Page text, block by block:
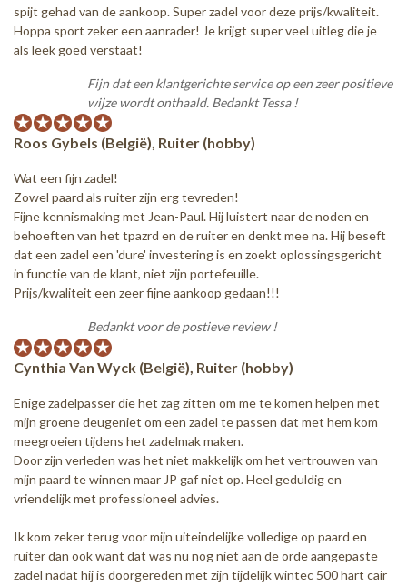
spijt gehad van de aankoop. Super zadel voor deze prijs/kwaliteit.
Hoppa sport zeker een aanrader! Je krijgt super veel uitleg die je
als leek goed verstaat!
Fijn dat een klantgerichte service op een zeer positieve
wijze wordt onthaald. Bedankt Tessa !
Roos Gybels (België), Ruiter (hobby)
Wat een fijn zadel!
Zowel paard als ruiter zijn erg tevreden!
Fijne kennismaking met Jean-Paul. Hij luistert naar de noden en
behoeften van het tpazrd en de ruiter en denkt mee na. Hij beseft
dat een zadel een 'dure' investering is en zoekt oplossingsgericht
in functie van de klant, niet zijn portefeuille.
Prijs/kwaliteit een zeer fijne aankoop gedaan!!!
Bedankt voor de postieve review !
Cynthia Van Wyck (België), Ruiter (hobby)
Enige zadelpasser die het zag zitten om me te komen helpen met
mijn groene deugeniet om een zadel te passen dat met hem kom
meegroeien tijdens het zadelmak maken.
Door zijn verleden was het niet makkelijk om het vertrouwen van
mijn paard te winnen maar JP gaf niet op. Heel geduldig en
vriendelijk met professioneel advies.
Ik kom zeker terug voor mijn uiteindelijke volledige op paard en
ruiter dan ook want dat was nu nog niet aan de orde aangepaste
zadel nadat hij is doorgereden met zijn tijdelijk wintec 500 hart cair